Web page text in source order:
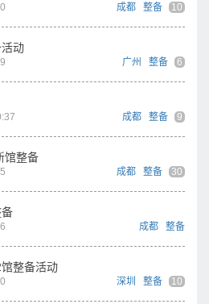
成都 整备 10
动
广州 整备 6
成都 整备 9
馆整备
成都 整备 30
成都 整备
整备活动
深圳 整备 10